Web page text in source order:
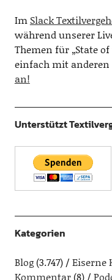
Im Slack
während unserer
Themen für „State
einfach mit anderen
an!
Unterstützt
Kategorien
Blog(3.747) Eiserne
Kommentar(8)